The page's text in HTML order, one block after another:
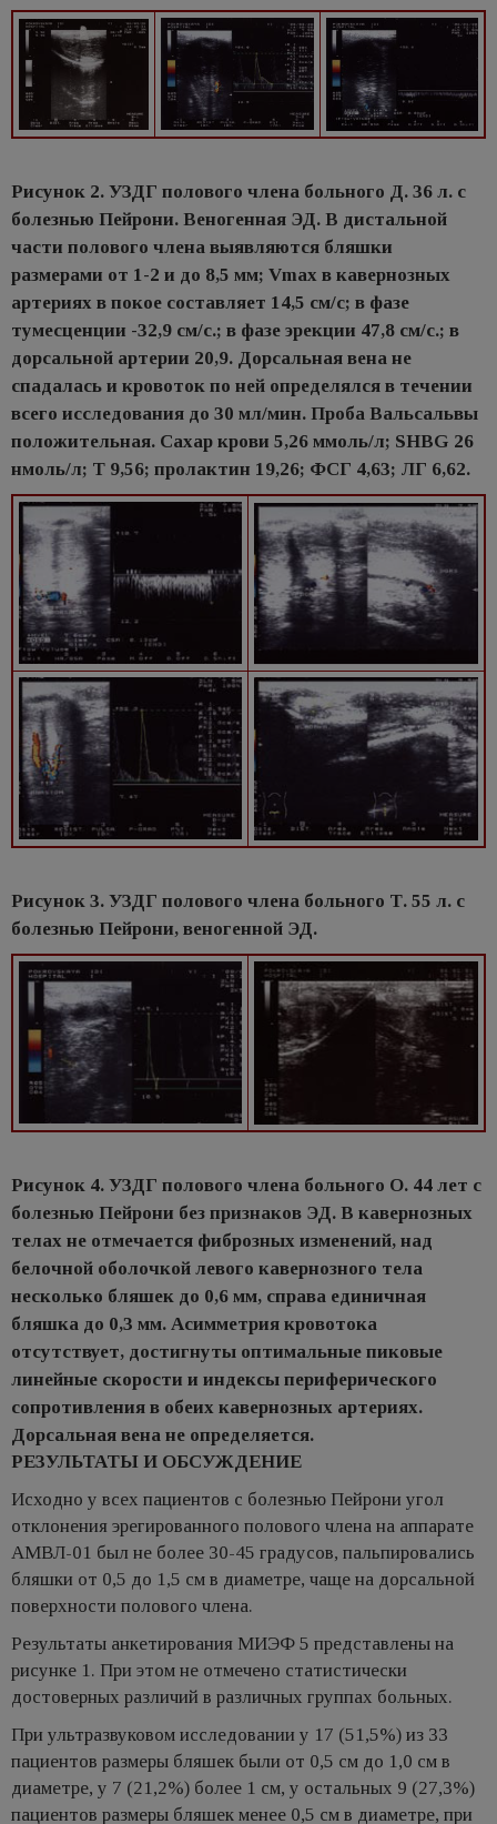
Рисунок 2. УЗДГ полового члена больного Д. 36 л. с
болезнью Пейрони. Веногенная ЭД. В дистальной
части полового члена выявляются бляшки
размерами от 1-2 и до 8,5 мм; Vmax в кавернозных
артериях в покое составляет 14,5 см/с; в фазе
тумесценции -32,9 см/с.; в фазе эрекции 47,8 см/с.; в
дорсальной артерии 20,9. Дорсальная вена не
спадалась и кровоток по ней определялся в течении
всего исследования до 30 мл/мин. Проба Вальсальвы
положительная. Сахар крови 5,26 ммоль/л; SHBG 26
нмоль/л; Т 9,56; пролактин 19,26; ФСГ 4,63; ЛГ 6,62.
Рисунок 3. УЗДГ полового члена больного Т. 55 л. с
болезнью Пейрони, веногенной ЭД.
Рисунок 4. УЗДГ полового члена больного О. 44 лет с
болезнью Пейрони без признаков ЭД. В кавернозных
телах не отмечается фиброзных изменений, над
белочной оболочкой левого кавернозного тела
несколько бляшек до 0,6 мм, справа единичная
бляшка до 0,3 мм. Асимметрия кровотока
отсутствует, достигнуты оптимальные пиковые
линейные скорости и индексы периферического
сопротивления в обеих кавернозных артериях.
Дорсальная вена не определяется.
РЕЗУЛЬТАТЫ И ОБСУЖДЕНИЕ
Исходно у всех пациентов с болезнью Пейрони угол
отклонения эрегированного полового члена на аппарате
АМВЛ-01 был не более 30-45 градусов, пальпировались
бляшки от 0,5 до 1,5 см в диаметре, чаще на дорсальной
поверхности полового члена.
Результаты анкетирования МИЭФ 5 представлены на
рисунке 1. При этом не отмечено статистически
достоверных различий в различных группах больных.
При ультразвуковом исследовании у 17 (51,5%) из 33
пациентов размеры бляшек были от 0,5 см до 1,0 см в
диаметре, у 7 (21,2%) более 1 см, у остальных 9 (27,3%)
пациентов размеры бляшек менее 0,5 см в диаметре, при